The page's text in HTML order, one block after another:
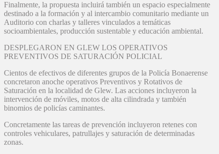
Finalmente, la propuesta incluirá también un espacio especialmente
destinado a la formación y al intercambio comunitario mediante un
Auditorio con charlas y talleres vinculados a temáticas
socioambientales, producción sustentable y educación ambiental.
DESPLEGARON EN GLEW LOS OPERATIVOS
PREVENTIVOS DE SATURACIÓN POLICIAL
Cientos de efectivos de diferentes grupos de la Policía Bonaerense
concretaron anoche operativos Preventivos y Rotativos de
Saturación en la localidad de Glew. Las acciones incluyeron la
intervención de móviles, motos de alta cilindrada y también
binomios de policías caminantes.
Concretamente las tareas de prevención incluyeron retenes con
controles vehiculares, patrullajes y saturación de determinadas
zonas.